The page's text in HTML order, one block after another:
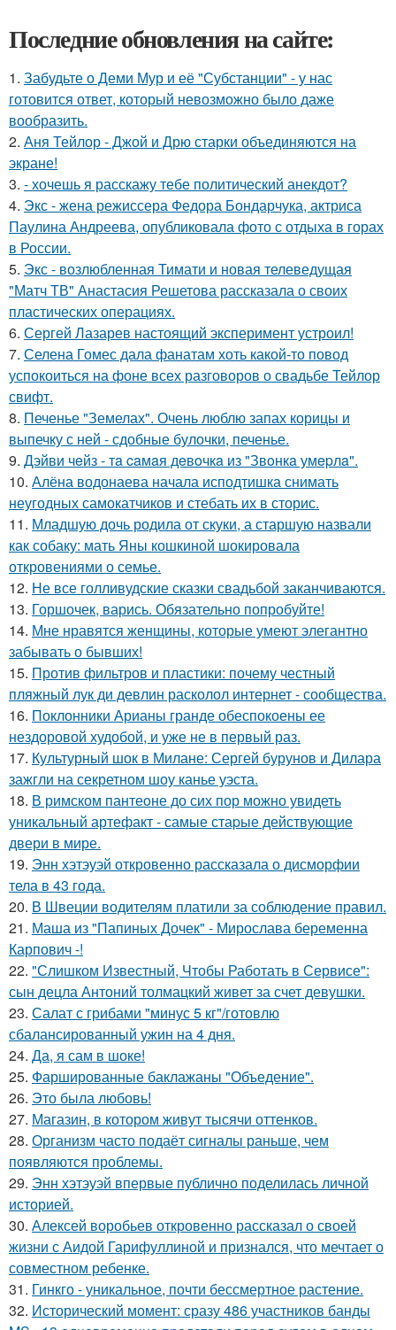
Последние обновления на сайте:
1. Забудьте о Деми Мур и её "Субстанции" - у нас
готовится ответ, который невозможно было даже
вообразить.
2. Аня Тейлор - Джой и Дрю старки объединяются на
экране!
3. - хочешь я расскажу тебе политический анекдот?
4. Экс - жена режиссера Федора Бондарчука, актриса
Паулина Андреева, опубликовала фото с отдыха в горах
в России.
5. Экс - возлюбленная Тимати и новая телеведущая
"Матч ТВ" Анастасия Решетова рассказала о своих
пластических операциях.
6. Сергей Лазарев настоящий эксперимент устроил!
7. Селена Гомес дала фанатам хоть какой-то повод
успокоиться на фоне всех разговоров о свадьбе Тейлор
свифт.
8. Печенье "Земелах". Очень люблю запах корицы и
выпечку с ней - сдобные булочки, печенье.
9. Дэйви чeйз - тa caмaя дeвoчкa из "Звoнкa умepлa".
10. Алёна водонаева начала исподтишка снимать
неугодных самокатчиков и стебать их в сторис.
11. Младшую дочь родила от скуки, а старшую назвали
как собаку: мать Яны кошкиной шокировала
откровениями о семье.
12. Не все голливудские сказки свадьбой заканчиваются.
13. Горшочек, варись. Обязательно попробуйте!
14. Мне нравятся женщины, которые умеют элегантно
забывать о бывших!
15. Против фильтров и пластики: почему честный
пляжный лук ди девлин расколол интернет - сообщества.
16. Поклонники Арианы гранде обеспокоены ее
нездоровой худобой, и уже не в первый раз.
17. Культурный шок в Милане: Сергей бурунов и Дилара
зажгли на секретном шоу канье уэста.
18. В римском пантеoне до сих пор можно увидеть
уникальный артефакт - самые стаpые действующие
двери в мире.
19. Энн хэтэуэй откровенно рассказала о дисморфии
тела в 43 года.
20. В Швеции водителям платили за соблюдение правил.
21. Маша из "Папиных Дочек" - Мирослава беременна
Карпович -!
22. "Слишком Известный, Чтобы Работать в Сервисе":
сын децла Антоний толмацкий живет за счет девушки.
23. Салат с грибами "минус 5 кг"/готовлю
сбалансированный ужин на 4 дня.
24. Да, я сам в шоке!
25. Фаршированные баклажаны "Объедение".
26. Это была любовь!
27. Магазин, в котором живут тысячи оттенков.
28. Организм часто подаёт сигналы раньше, чем
появляются проблемы.
29. Энн хэтэуэй впервые публично поделилась личной
историей.
30. Алексей воробьев откровенно рассказал о своей
жизни с Аидой Гарифуллиной и признался, что мечтает о
совместном ребенке.
31. Гинкго - уникальное, почти бессмертное растение.
32. Исторический момент: сразу 486 участников банды